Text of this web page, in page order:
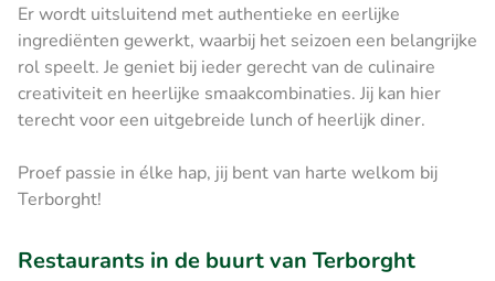
Er wordt uitsluitend met authentieke en eerlijke
ingrediënten gewerkt, waarbij het seizoen een belangrijke
rol speelt. Je geniet bij ieder gerecht van de culinaire
creativiteit en heerlijke smaakcombinaties. Jij kan hier
terecht voor een uitgebreide lunch of heerlijk diner.
Proef passie in élke hap, jij bent van harte welkom bij
Terborght!
Restaurants in de buurt van Terborght